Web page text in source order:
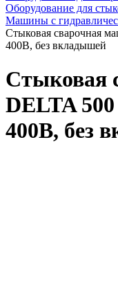
Оборудование для
Машины с
Стыковая сварочная
400В, без вкладышей
Стыковая
DELTA
400В, без